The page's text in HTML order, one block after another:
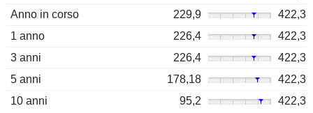
Anno in corso
229,9
422,3
1 anno
226,4
422,3
3 anni
226,4
422,3
5 anni
178,18
422,3
10 anni
95,2 422,3